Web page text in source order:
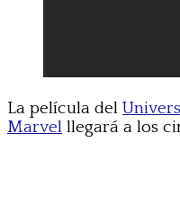
La película del
Marvel llegará a los